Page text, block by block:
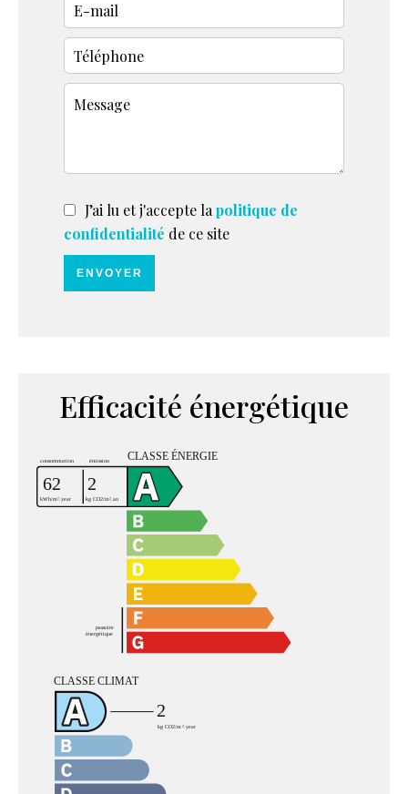
J’ai lu et j'accepte la politique de
confidentialité de ce site
ENVOYER
Efficacité énergétique